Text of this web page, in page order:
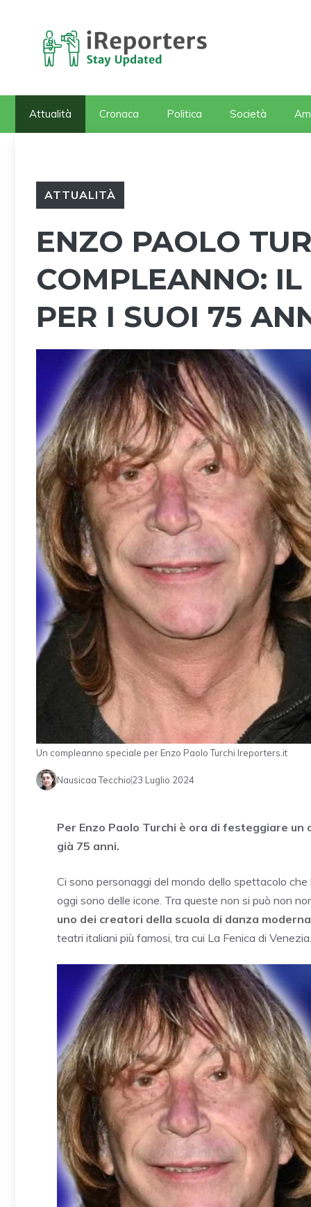
contenuto
Attualità Cronaca Politica Società
ATTUALITÀ
ENZO PAOLO
COMPLEANNO:
PER I SUOI 75
Un compleanno speciale per Enzo Paolo Turchi Ireporters.it
Nausicaa Tecchio23 Luglio 2024
Per Enzo Paolo Turchi è ora di festeggiare
già 75 anni.
Ci sono personaggi del mondo dello spettacolo
oggi sono delle icone. Tra queste non si può non
uno dei creatori della scuola di danza
teatri italiani più famosi, tra cui La Fenica di Venezia.